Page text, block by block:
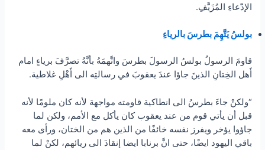
الإدّعاءِ المُزَيَّفِ.
بولسُ يَتَّهِمَ بطرسَ بالرياءِ
قاومَ الرسولُ بولسُ الرسولَ بطرسَ واتَّهمَهُ بأنَّهُ تصرَّفَ برياءٍ امام
أَهل الخِتانِ الذينَ جاؤا عندَ يعقوبَ في رسالتِه الى أَهْلِ غلاطية.
“ولكنْ جاءَ بطرسُ الى انطاكية قاومته مواجهة لأنه كان ملومًا لأنه
قبل أن يأتي قوم من عند يعقوب كان يأكل مع الأمم، ولكن لما
جاؤوا يؤخر ويفرز نفسه خائفًا من الذين هم من الختان، ورأى معه
باقي اليهود ايضًا، حتى انَّ برنابا ايضا إنقادَ الى ريائهم، لكنْ لما